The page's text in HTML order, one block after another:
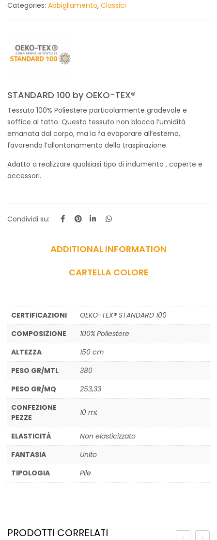
Categories: Abbigliamento, Classici
STANDARD 100 by OEKO-TEX®
Tessuto 100% Poliestere particolarmente gradevole e
soffice al tatto. Questo tessuto non blocca l’umidità
emanata dal corpo, ma la fa evaporare all’esterno,
favorendo l’allontanamento della traspirazione.
Adatto a realizzare qualsiasi tipo di indumento , coperte e
accessori.
Condividi su:
ADDITIONAL INFORMATION
CARTELLA COLORE
CERTIFICAZIONI
OEKO-TEX® STANDARD 100
COMPOSIZIONE
100% Poliestere
ALTEZZA
150 cm
PESO GR/MTL
380
PESO GR/MQ
253,33
CONFEZIONE
PEZZE
10 mt
ELASTICITÀ
Non elasticizzato
FANTASIA
Unito
TIPOLOGIA
Pile
PRODOTTI CORRELATI